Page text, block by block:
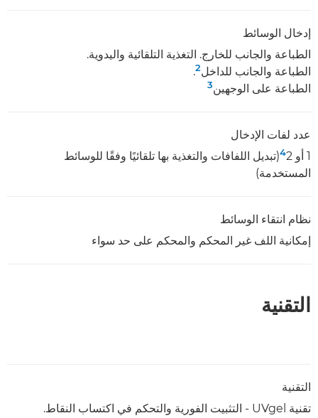
إدخال الوسائط
الطباعة والجانب للخارج. التغذية التلقائية واليدوية.
الطباعة والجانب للداخل2
.
الطباعة على الوجهين3
عدد لفات الإدخال
1 أو 2‏
4(تبديل اللفافات والتغذية بها تلقائيًا وفقًا للوسائط
المستخدمة)
نظام انتقاء الوسائط
إمكانية اللف غير المحكم والمحكم على حد سواء
التقنية
التقنية
تقنية UVgel - التثبيت الفورية والتحكم في اكتساب النقاط.